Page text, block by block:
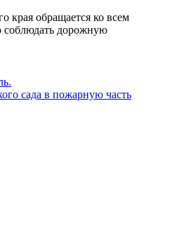
края обращается ко всем
соблюдать дорожную
сада в пожарную часть